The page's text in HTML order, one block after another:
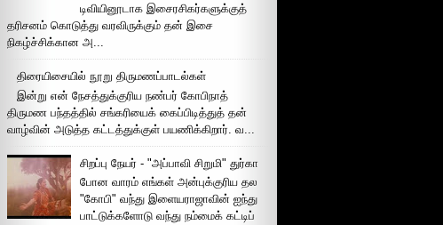
டிவியினூடாக இசைரசிகர்களுக்குத்
தரிசனம் கொடுத்து வரவிருக்கும் தன் இசை
நிகழ்ச்சிக்கான அ...
திரையிசையில் நூறு திருமணப்பாடல்கள்
இன்று என் நேசத்துக்குரிய நண்பர் கோபிநாத்
திருமண பந்தத்தில் சங்கரியைக் கைப்பிடித்துத் தன்
வாழ்வின் அடுத்த கட்டத்துக்குள் பயணிக்கிறார். வ...
சிறப்பு நேயர் - "அப்பாவி சிறுமி" துர்கா
போன வாரம் எங்கள் அன்புக்குரிய தல
"கோபி" வந்து இளையராஜாவின் ஐந்து
பாட்டுக்களோடு வந்து நம்மைக் கட்டிப்